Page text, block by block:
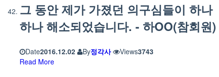
그 동안 제가 가졌던 의구심들이 하나
하나 해소되었습니다. - 하OO(참회원)
Date2016.12.02 By정각사 Views3743
Read More